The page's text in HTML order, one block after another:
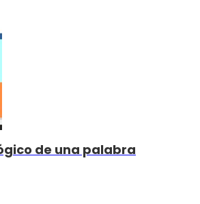
de una palabra